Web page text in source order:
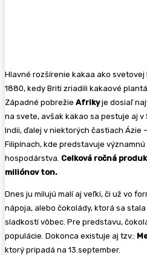
Hlavné rozšírenie kakaa ako
1880, kedy Briti zriadili kakaové
Západné pobrežie Afrikyje dosiaľ
na svete, avšak kakao sa pestuje aj
Indii, ďalej v niektorých častiach Ázie
Filipínach, kde predstavuje
hospodárstva. Celková ročná
miliónov ton.
Dnes ju milujú malí aj veľkí, či už vo
nápoja, alebo čokolády, ktorá sa
sladkostí vôbec. Pre predstavu,
populácie. Dokonca existuje aj tzv.:
ktorý pripadá na 13.september.